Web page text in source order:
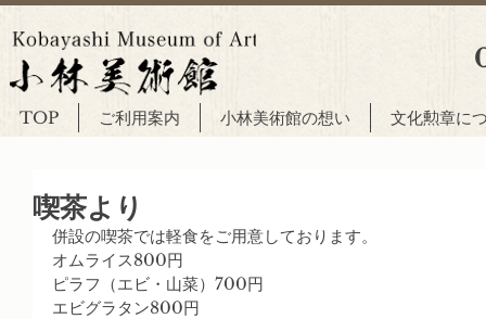
TOP ご利用案内 小林美術館の想い 文化勲章に
喫茶より
併設の喫茶では軽食をご用意しております。
オムライス800円
ピラフ（エビ・山菜）700円
エビグラタン800円